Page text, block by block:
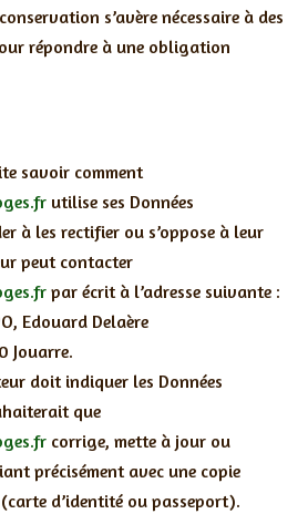
s’avère nécessaire à des
répondre à une obligation
savoir comment
utilise ses Données
à les rectifier ou s’oppose à leur
peut contacter
par écrit à l’adresse suivante :
Edouard Delaère
Jouarre.
doit indiquer les Données
que
corrige, mette à jour ou
précisément avec une copie
(carte d’identité ou passeport).